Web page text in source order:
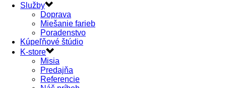
Služby
Doprava
Miešanie farieb
Poradenstvo
Kúpeľňové štúdio
K-store
Misia
Predajňa
Referencie